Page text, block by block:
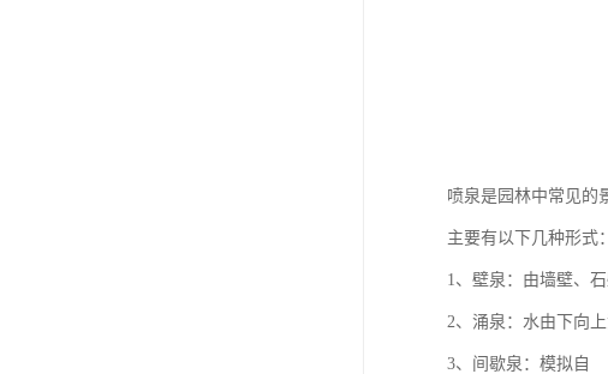
喷泉是园林中常见的
主要有以下几种形式：
1、壁泉：由墙壁、
2、涌泉：水由下向
3、间歇泉：模拟自